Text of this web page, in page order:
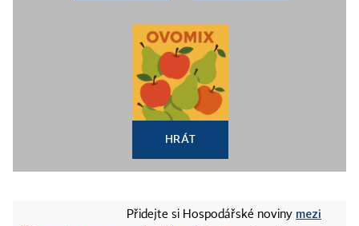
HRÁT
Přidejte si Hospodářské noviny mezi